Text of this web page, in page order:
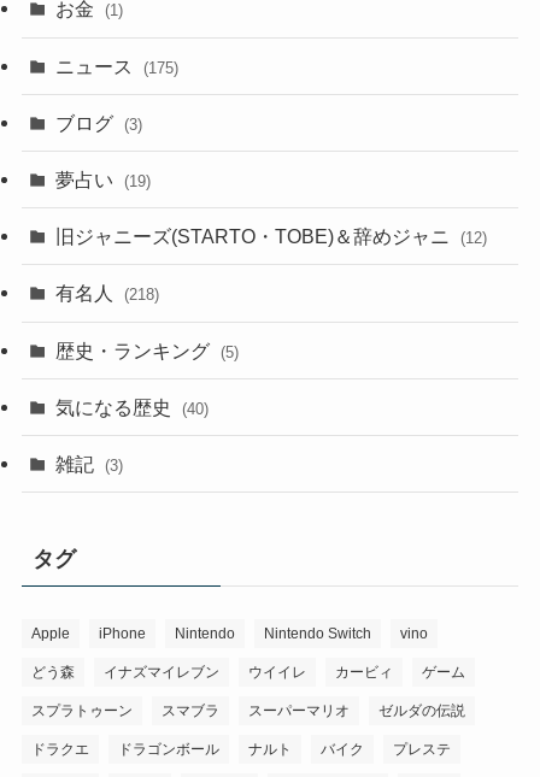
お金 (1)
ニュース (175)
ブログ (3)
夢占い (19)
旧ジャニーズ(STARTO・TOBE)＆辞めジャニ (12)
有名人 (218)
歴史・ランキング (5)
気になる歴史 (40)
雑記 (3)
タグ
Apple iPhone Nintendo Nintendo Switch vino
どう森 イナズマイレブン ウイイレ カービィ ゲーム
スプラトゥーン スマブラ スーパーマリオ ゼルダの伝説
ドラクエ ドラゴンボール ナルト バイク プレステ